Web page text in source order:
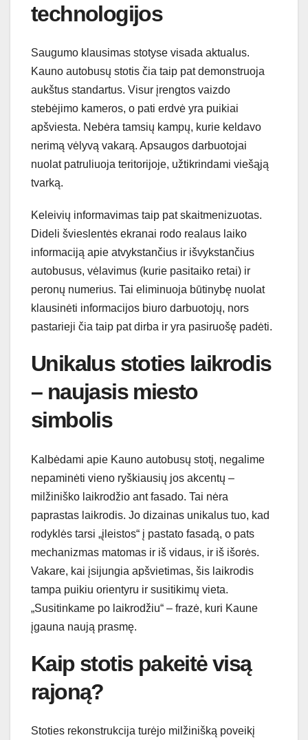
technologijos
Saugumo klausimas stotyse visada aktualus.
Kauno autobusų stotis čia taip pat demonstruoja
aukštus standartus. Visur įrengtos vaizdo
stebėjimo kameros, o pati erdvė yra puikiai
apšviesta. Nebėra tamsių kampų, kurie keldavo
nerimą vėlyvą vakarą. Apsaugos darbuotojai
nuolat patruliuoja teritorijoje, užtikrindami viešąją
tvarką.
Keleivių informavimas taip pat skaitmenizuotas.
Dideli švieslentės ekranai rodo realaus laiko
informaciją apie atvykstančius ir išvykstančius
autobusus, vėlavimus (kurie pasitaiko retai) ir
peronų numerius. Tai eliminuoja būtinybę nuolat
klausinėti informacijos biuro darbuotojų, nors
pastarieji čia taip pat dirba ir yra pasiruošę padėti.
Unikalus stoties laikrodis
– naujasis miesto
simbolis
Kalbėdami apie Kauno autobusų stotį, negalime
nepaminėti vieno ryškiausių jos akcentų –
milžiniško laikrodžio ant fasado. Tai nėra
paprastas laikrodis. Jo dizainas unikalus tuo, kad
rodyklės tarsi „įleistos“ į pastato fasadą, o pats
mechanizmas matomas ir iš vidaus, ir iš išorės.
Vakare, kai įsijungia apšvietimas, šis laikrodis
tampa puikiu orientyru ir susitikimų vieta.
„Susitinkame po laikrodžiu“ – frazė, kuri Kaune
įgauna naują prasmę.
Kaip stotis pakeitė visą
rajoną?
Stoties rekonstrukcija turėjo milžinišką poveikį